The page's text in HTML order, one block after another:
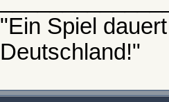
"Ein Spiel
Deutschland!"